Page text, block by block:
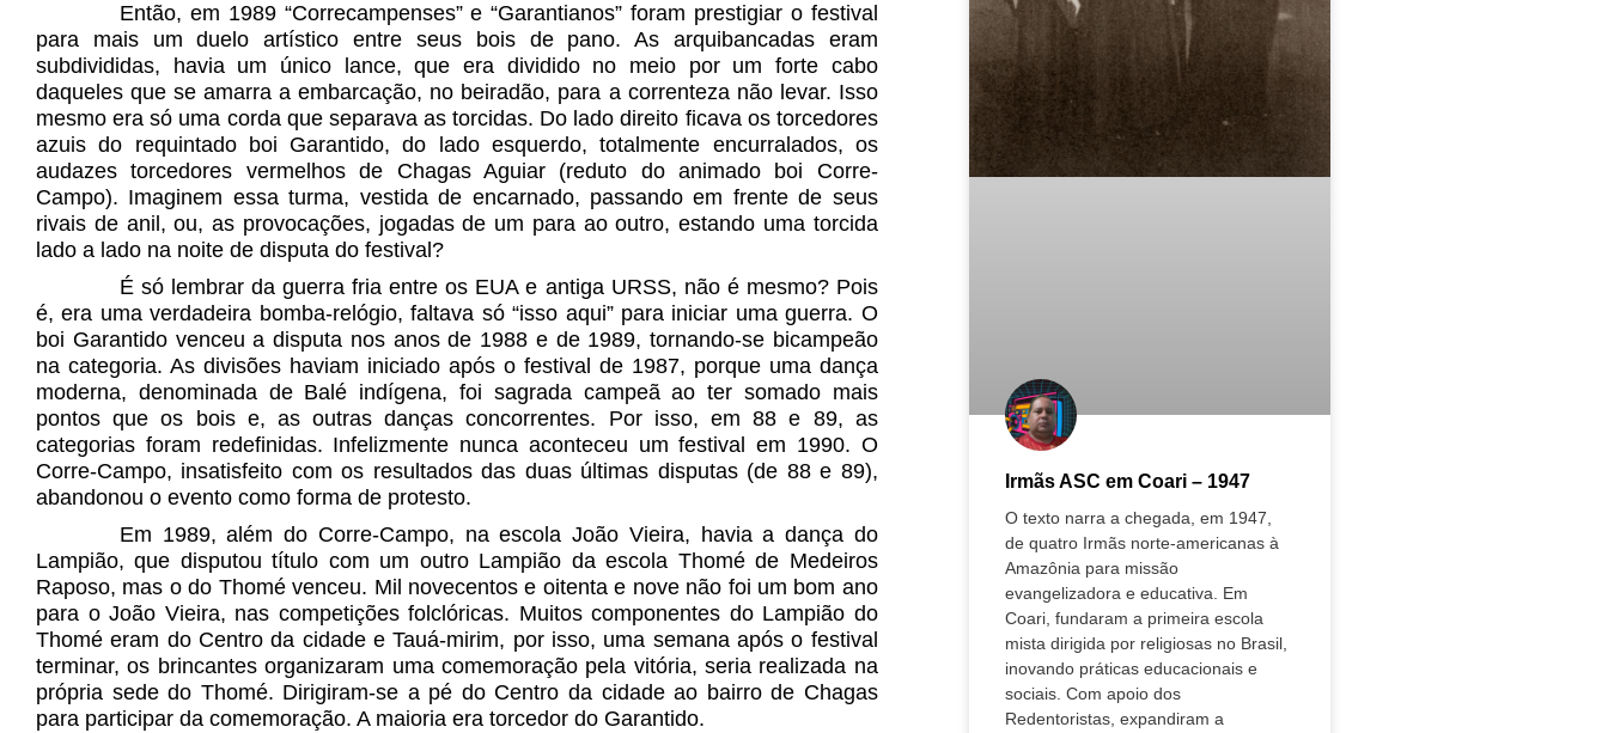
Então, em 1989 “Correcampenses” e “Garantianos” foram prestigiar o festival
para mais um duelo artístico entre seus bois de pano. As arquibancadas eram
subdivididas, havia um único lance, que era dividido no meio por um forte cabo
daqueles que se amarra a embarcação, no beiradão, para a correnteza não levar. Isso
mesmo era só uma corda que separava as torcidas. Do lado direito ficava os torcedores
azuis do requintado boi Garantido, do lado esquerdo, totalmente encurralados, os
audazes torcedores vermelhos de Chagas Aguiar (reduto do animado boi Corre-
Campo). Imaginem essa turma, vestida de encarnado, passando em frente de seus
rivais de anil, ou, as provocações, jogadas de um para ao outro, estando uma torcida
lado a lado na noite de disputa do festival?
É só lembrar da guerra fria entre os EUA e antiga URSS, não é mesmo? Pois
é, era uma verdadeira bomba-relógio, faltava só “isso aqui” para iniciar uma guerra. O
boi Garantido venceu a disputa nos anos de 1988 e de 1989, tornando-se bicampeão
na categoria. As divisões haviam iniciado após o festival de 1987, porque uma dança
moderna, denominada de Balé indígena, foi sagrada campeã ao ter somado mais
pontos que os bois e, as outras danças concorrentes. Por isso, em 88 e 89, as
categorias foram redefinidas. Infelizmente nunca aconteceu um festival em 1990. O
Corre-Campo, insatisfeito com os resultados das duas últimas disputas (de 88 e 89),
abandonou o evento como forma de protesto.
Em 1989, além do Corre-Campo, na escola João Vieira, havia a dança do
Lampião, que disputou título com um outro Lampião da escola Thomé de Medeiros
Raposo, mas o do Thomé venceu. Mil novecentos e oitenta e nove não foi um bom ano
para o João Vieira, nas competições folclóricas. Muitos componentes do Lampião do
Thomé eram do Centro da cidade e Tauá-mirim, por isso, uma semana após o festival
terminar, os brincantes organizaram uma comemoração pela vitória, seria realizada na
própria sede do Thomé. Dirigiram-se a pé do Centro da cidade ao bairro de Chagas
para participar da comemoração. A maioria era torcedor do Garantido.
Irmãs ASC em Coari – 1947
O texto narra a chegada, em 1947,
de quatro Irmãs norte-americanas à
Amazônia para missão
evangelizadora e educativa. Em
Coari, fundaram a primeira escola
mista dirigida por religiosas no Brasil,
inovando práticas educacionais e
sociais. Com apoio dos
Redentoristas, expandiram a